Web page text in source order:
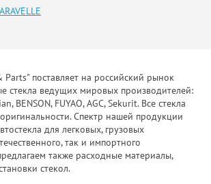
поставляет на российский рынок
стекла ведущих мировых производителей:
BENSON, FUYAO, AGC, Sekurit. Все стекла
Спектр нашей продукции
для легковых, грузовых
так и импортного
также расходные материалы,
стекол.